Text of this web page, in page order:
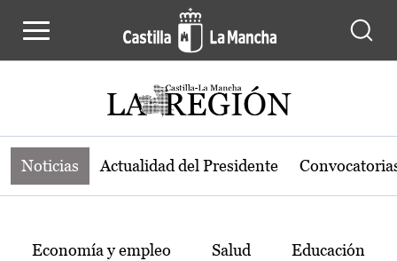
Noticias de la región de Castilla-La
Noticias Actualidad del Presidente
Temas
Economía y empleo Salud Educación